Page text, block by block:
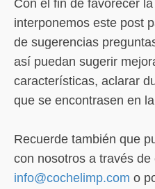
Con el fin de favorecer
interponemos este post
de sugerencias
así puedan sugerir
características, aclarar
que se encontrasen en
Recuerde también que
con nosotros a través
info@cochelimp.com o